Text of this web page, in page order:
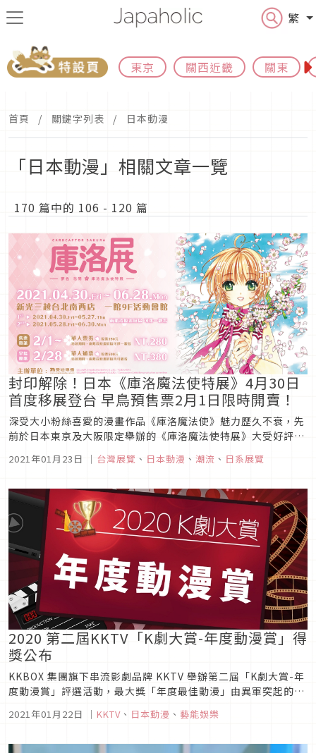
繁
東京 關西近畿 關東
首頁 關鍵字列表 日本動漫
「日本動漫」相關文章一覽
170 篇中的 106 - 120 篇
封印解除！日本《庫洛魔法使特展》4月30日
首度移展登台 早鳥預售票2月1日限時開賣！
深受大小粉絲喜愛的漫畫作品《庫洛魔法使》魅力歷久不衰，先
前於日本東京及大阪限定舉辦的《庫洛魔法使特展》大受好評、
搥心肝！曼迪傳播聽到粉絲們的心聲了，決定施展魔法將這場
在新光三越 台北南...
2021年01月23日 ｜ 台灣展覽 、 日本動漫 、 潮流 、 日系展覽
2020 第二屆KKTV「K劇大賞-年度動漫賞」得
獎公布
KKBOX 集團旗下串流影劇品牌 KKTV 舉辦第二屆「K劇大賞-年
度動漫賞」評選活動，最大獎「年度最佳動漫」由異軍突起的
的戀愛頭腦戰 S2》延續前篇氣勢，勇奪「年度最佳劇情」與
2021年01月22日 ｜ KKTV 、 日本動漫 、 藝能娛樂